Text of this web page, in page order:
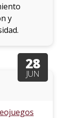
y
28
JUN